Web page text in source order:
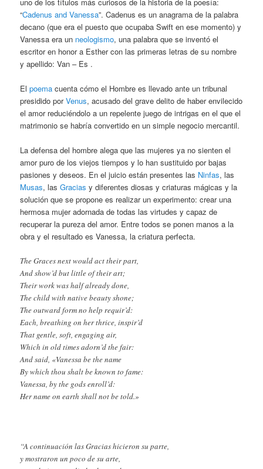
“Cadenus and Vanessa”. Cadenus es un anagrama de la palabra
decano (que era el puesto que ocupaba Swift en ese momento) y
Vanessa era un neologismo, una palabra que se inventó el
escritor en honor a Esther con las primeras letras de su nombre
y apellido: Van – Es .
Elpoema cuenta cómo el Hombre es llevado ante un tribunal
presidido porVenus, acusado del grave delito de haber envilecido
el amor reduciéndolo a un repelente juego de intrigas en el que el
matrimonio se habría convertido en un simple negocio mercantil.
La defensa del hombre alega que las mujeres ya no sienten el
amor puro de los viejos tiempos y lo han sustituido por bajas
pasiones y deseos. En el juicio están presentes las Ninfas, las
Musas, lasGracias y diferentes diosas y criaturas mágicas y la
solución que se propone es realizar un experimento: crear una
hermosa mujer adornada de todas las virtudes y capaz de
recuperar la pureza del amor. Entre todos se ponen manos a la
obra y el resultado es Vanessa, la criatura perfecta.
The Graces next would act their part,
And show’d but little of their art;
Their work was half already done,
The child with native beauty shone;
The outward form no help requir’d:
Each, breathing on her thrice, inspir’d
That gentle, soft, engaging air,
Which in old times adorn’d the fair:
And said, «Vanessa be the name
By which thou shalt be known to fame:
Vanessa, by the gods enroll’d:
Her name on earth shall not be told.»
“A continuación las Gracias hicieron su parte,
y mostraron un poco de su arte,